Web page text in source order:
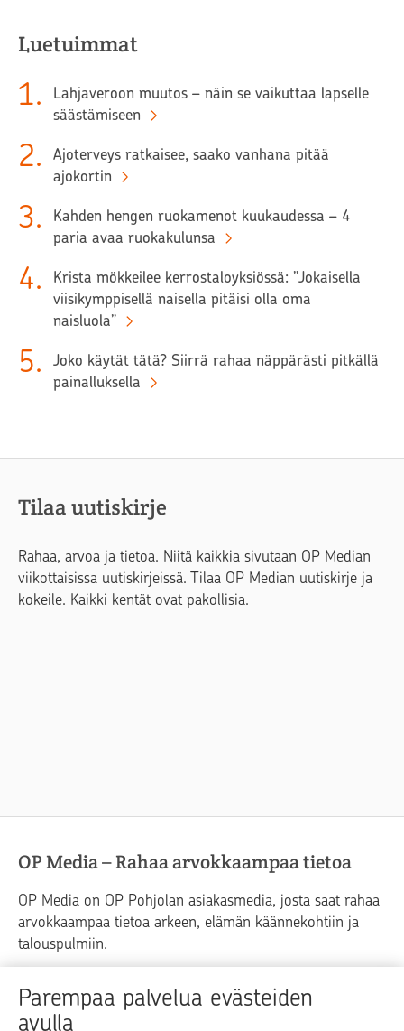
Parempaa palvelua evästeiden
avulla
Luetuimmat
1.
Lahjaveroon muutos – näin se vaikuttaa lapselle
säästämiseen
2.
Ajoterveys ratkaisee, saako vanhana pitää
ajokortin
3.
Kahden hengen ruokamenot kuukaudessa – 4
paria avaa ruokakulunsa
4.
Krista mökkeilee kerrostaloyksiössä: ”Jokaisella
viisikymppisellä naisella pitäisi olla oma
naisluola”
5.
Joko käytät tätä? Siirrä rahaa näppärästi pitkällä
painalluksella
Tilaa uutiskirje
Rahaa, arvoa ja tietoa. Niitä kaikkia sivutaan OP Median
viikottaisissa uutiskirjeissä. Tilaa OP Median uutiskirje ja
kokeile. Kaikki kentät ovat pakollisia.
OP Media – Rahaa arvokkaampaa tietoa
OP Media on OP Pohjolan asiakasmedia, josta saat rahaa
arvokkaampaa tietoa arkeen, elämän käännekohtiin ja
talouspulmiin.
Raha Elämä
Yrityselämä
Blogit ja puheenvuorot